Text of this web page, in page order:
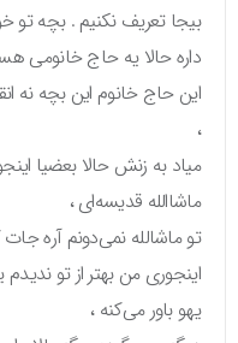
بیجا تعریف نکنیم . بچه تو
داره حالا یه حاج خانومی
این حاج خانوم این بچه نه
میاد به زنش حالا بعضیا
ماشاالله قدیسه‌ای ،
تو ماشالله نمی‌دونم آره
اینجوری من بهتر از تو ندیدم
یهو باور می‌کنه ،